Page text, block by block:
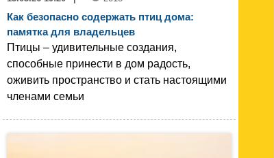
Как безопасно содержать птиц дома:
памятка для владельцев
Птицы – удивительные создания,
способные принести в дом радость,
оживить пространство и стать настоящими
членами семьи